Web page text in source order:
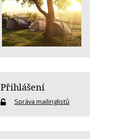
Přihlášení
Správa mailinglistů